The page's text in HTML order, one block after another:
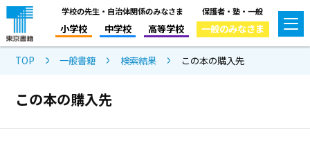
学校の先生・自治体関係のみなさま
小学校 中学校 高等学校
保護者・塾・一般
一般のみなさま
TOP 一般書籍 検索結果 この本の購入先
この本の購入先